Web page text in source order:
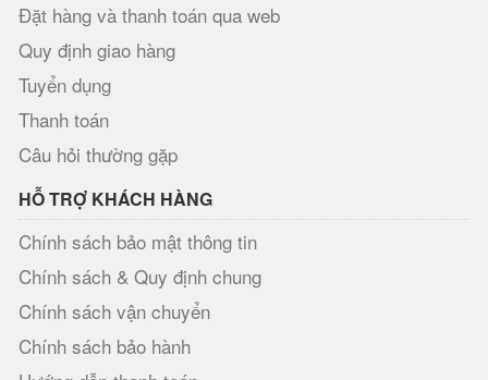
Đặt hàng và thanh toán qua web
Quy định giao hàng
Tuyển dụng
Thanh toán
Câu hỏi thường gặp
HỖ TRỢ KHÁCH HÀNG
Chính sách bảo mật thông tin
Chính sách & Quy định chung
Chính sách vận chuyển
Chính sách bảo hành